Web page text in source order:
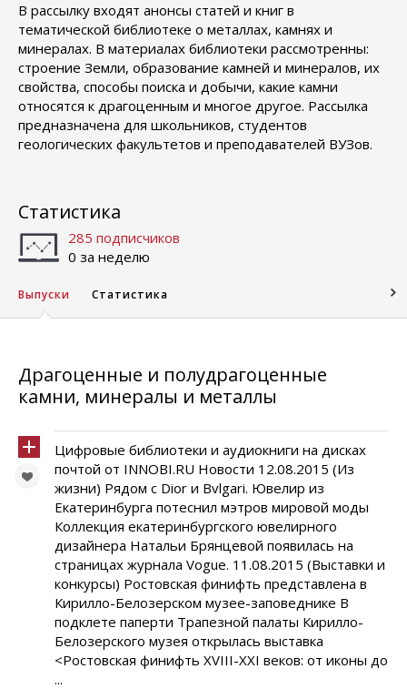
В рассылку входят анонсы статей и книг в
тематической библиотеке о металлах, камнях и
минералах. В материалах библиотеки рассмотренны:
строение Земли, образование камней и минералов, их
свойства, способы поиска и добычи, какие камни
относятся к драгоценным и многое другое. Рассылка
предназначена для школьников, студентов
геологических факультетов и преподавателей ВУЗов.
Статистика
285 подписчиков
0 за неделю
Выпуски Статистика
Драгоценные и полудрагоценные
камни, минералы и металлы
Цифровые библиотеки и аудиокниги на дисках
почтой от INNOBI.RU Новости 12.08.2015 (Из
жизни) Рядом с Dior и Bvlgari. Ювелир из
Екатеринбурга потеснил мэтров мировой моды
Коллекция екатеринбургского ювелирного
дизайнера Натальи Брянцевой появилась на
страницах журнала Vogue. 11.08.2015 (Выставки и
конкурсы) Ростовская финифть представлена в
Кирилло-Белозерском музее-заповеднике В
подклете паперти Трапезной палаты Кирилло-
Белозерского музея открылась выставка
<Ростовская финифть XVIII-XXI веков: от иконы до
...